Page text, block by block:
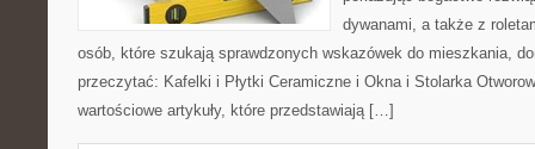
dywanami, a także z
osób, które szukają sprawdzonych wskazówek do mieszkania,
przeczytać: Kafelki i Płytki Ceramiczne i Okna i Stolarka
wartościowe artykuły, które przedstawiają […]